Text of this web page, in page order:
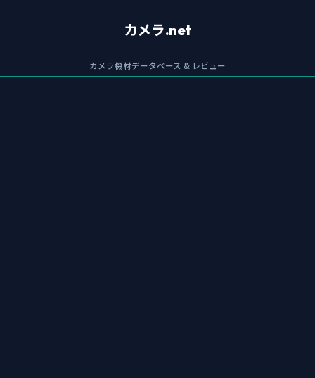
カメラ.net
カメラ機材データベース & レビュー